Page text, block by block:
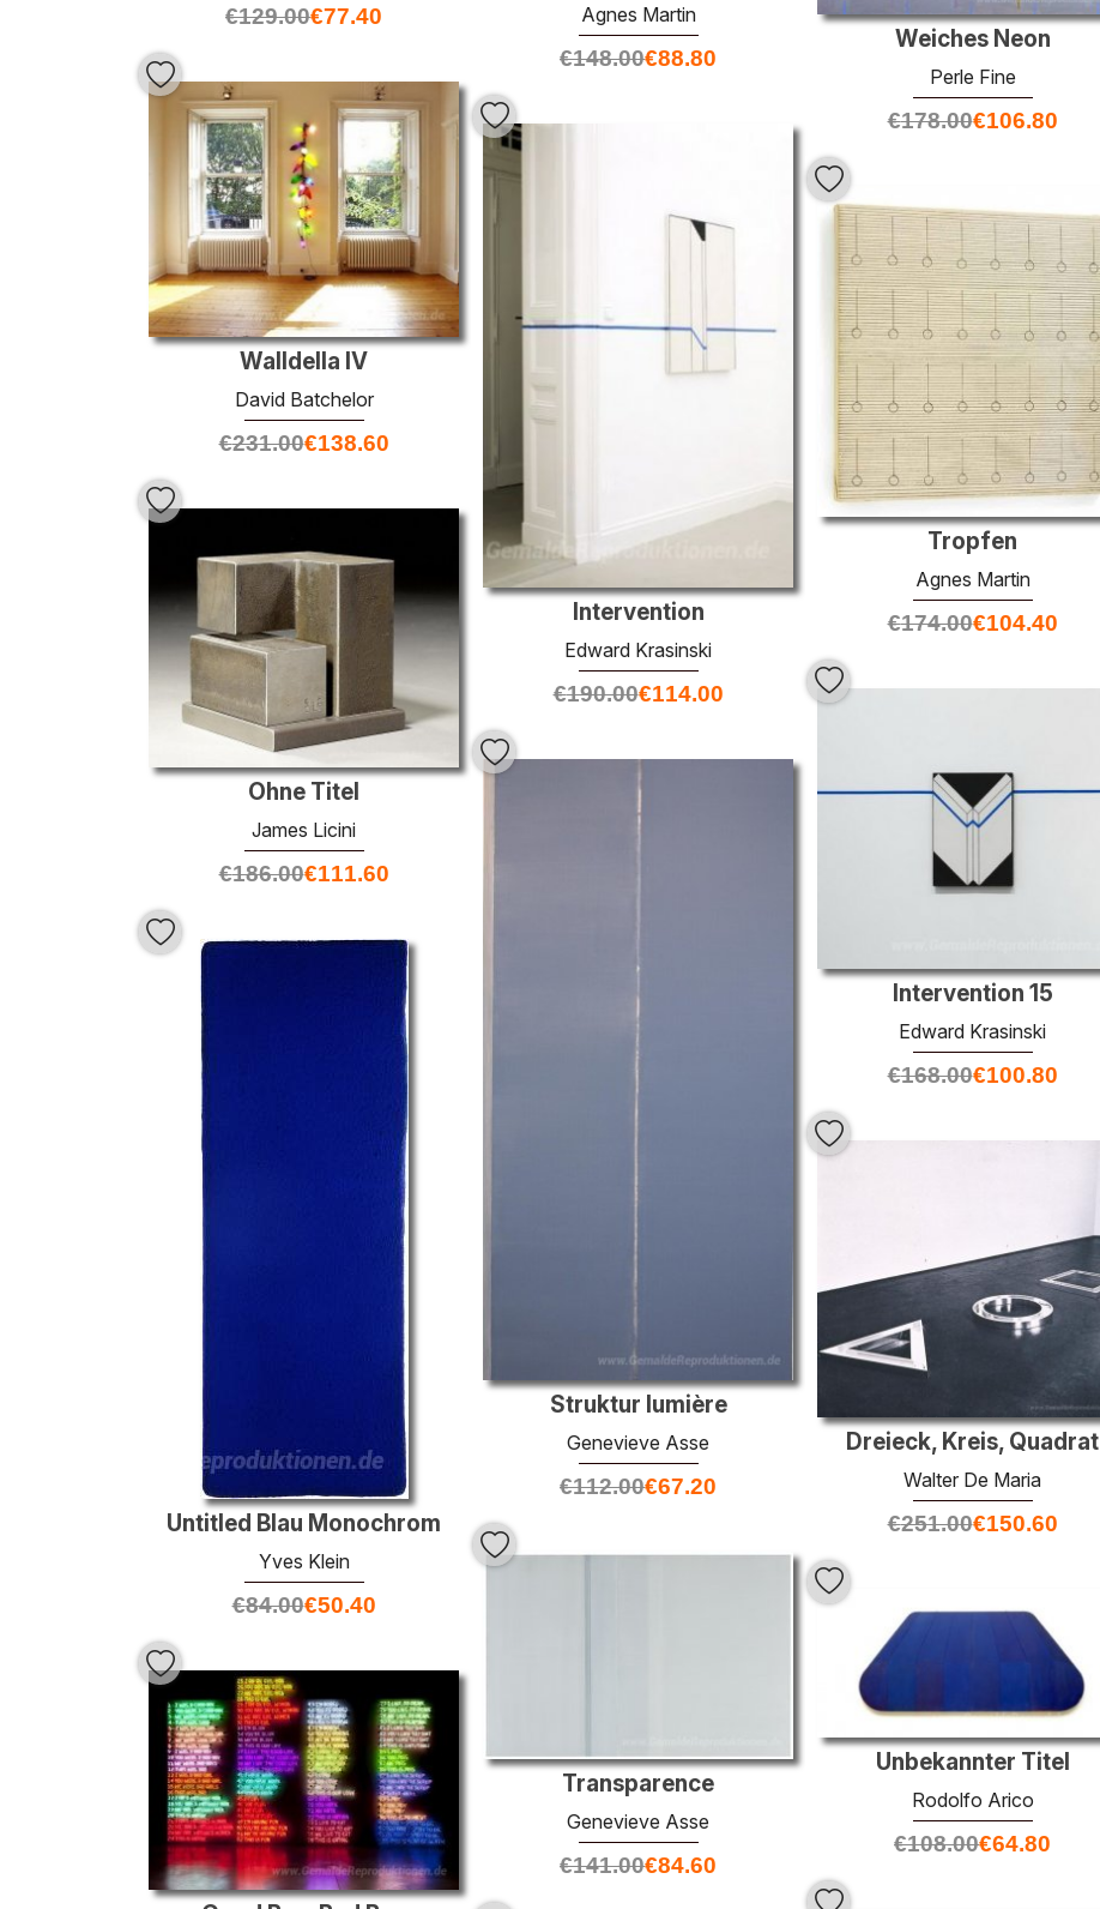
Agnes Martin
€148.00€88.80
€129.00€77.40
Weiches Neon
Perle Fine
€178.00€106.80
Walldella IV
David Batchelor
€231.00€138.60
Intervention
Edward Krasinski
€190.00€114.00
Tropfen
Agnes Martin
€174.00€104.40
Ohne Titel
James Licini
€186.00€111.60
Intervention 15
Edward Krasinski
€168.00€100.80
Struktur lumière
Genevieve Asse
€112.00€67.20
Untitled Blau Monochrom
Yves Klein
€84.00€50.40
Dreieck, Kreis, Quadrat
Walter De Maria
€251.00€150.60
Transparence
Genevieve Asse
€141.00€84.60
Unbekannter Titel
Rodolfo Arico
€108.00€64.80